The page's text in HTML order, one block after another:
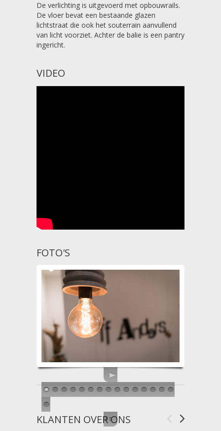
De verlichting is uitgevoerd met opbouwrails.
De vloer bevat een bestaande glazen
lichtstraat die ook het souterrain aanvullend
van licht voorziet. Achter de balie is een pantry
ingericht.
VIDEO
FOTO'S
KLANTEN OVER ONS